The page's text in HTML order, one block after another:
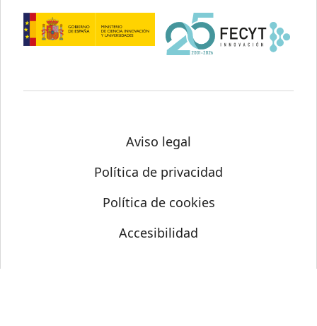
Aviso legal
Política de privacidad
Política de cookies
Accesibilidad